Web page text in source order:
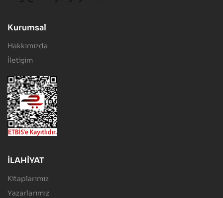
Kurumsal
Hakkımızda
İletişim
İLAHİYAT
Kitaplarımız
Yazarlarımız